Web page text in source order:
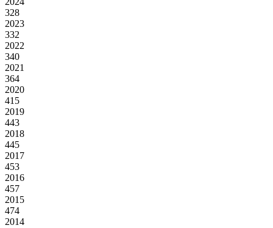
328
2023
332
2022
340
2021
364
2020
415
2019
443
2018
445
2017
453
2016
457
2015
474
2014